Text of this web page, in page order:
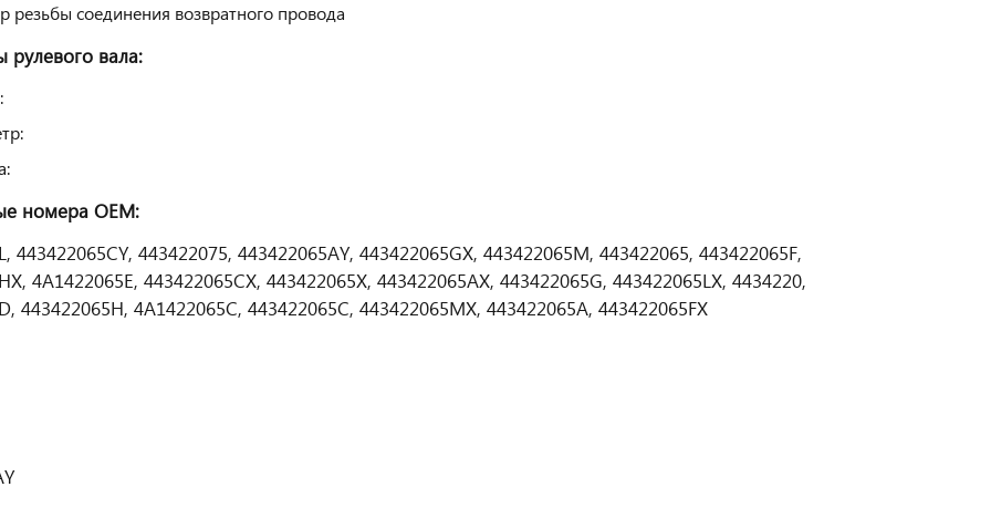
резьбы соединения возвратного провода
рулевого вала:
номера OEM:
443422065CY, 443422075, 443422065AY, 443422065GX, 443422065M, 443422065, 443422065F,
4A1422065E, 443422065CX, 443422065X, 443422065AX, 443422065G, 443422065LX, 4434220,
443422065H, 4A1422065C, 443422065C, 443422065MX, 443422065A, 443422065FX